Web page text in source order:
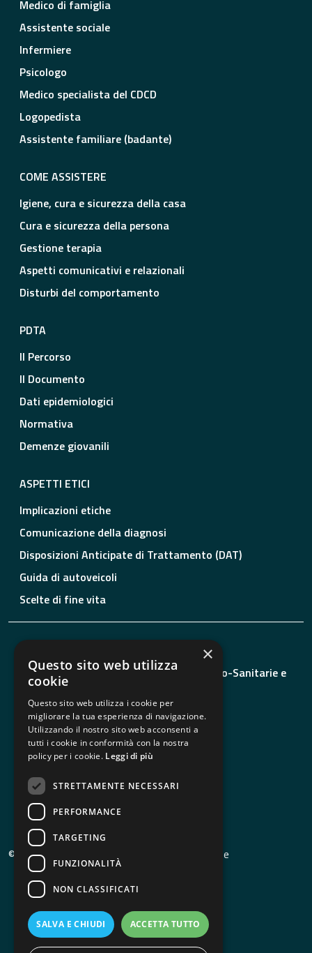
Medico di famiglia
Assistente sociale
Infermiere
Psicologo
Medico specialista del CDCD
Logopedista
Assistente familiare (badante)
COME ASSISTERE
Igiene, cura e sicurezza della casa
Cura e sicurezza della persona
Gestione terapia
Aspetti comunicativi e relazionali
Disturbi del comportamento
PDTA
Il Percorso
Il Documento
Dati epidemiologici
Normativa
Demenze giovanili
ASPETTI ETICI
Implicazioni etiche
Comunicazione della diagnosi
Disposizioni Anticipate di Trattamento (DAT)
Guida di autoveicoli
Scelte di fine vita
Assessorato alle Politiche Sanitarie, Socio-Sanitarie e
Sociali
Area Sanità e Sociale
MATERIALE UTILE
Buone pratiche e testimonianze
Link utili
© Copyright 2026 - Una Mappa per le Demenze
Dichiarazione accessibilità
Privacy
Cookie
×
Questo sito web utilizza
cookie
Questo sito web utilizza i cookie per
migliorare la tua esperienza di navigazione.
Utilizzando il nostro sito web acconsenti a
tutti i cookie in conformità con la nostra
policy per i cookie. Leggi di più
STRETTAMENTE NECESSARI
PERFORMANCE
TARGETING
FUNZIONALITÀ
NON CLASSIFICATI
SALVA E CHIUDI ACCETTA TUTTO